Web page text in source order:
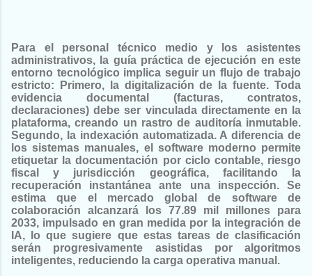
Para el personal técnico medio y los asistentes
administrativos, la guía práctica de ejecución en este
entorno tecnológico implica seguir un flujo de trabajo
estricto: Primero, la digitalización de la fuente. Toda
evidencia documental (facturas, contratos,
declaraciones) debe ser vinculada directamente en la
plataforma, creando un rastro de auditoría inmutable.
Segundo, la indexación automatizada. A diferencia de
los sistemas manuales, el software moderno permite
etiquetar la documentación por ciclo contable, riesgo
fiscal y jurisdicción geográfica, facilitando la
recuperación instantánea ante una inspección. Se
estima que el mercado global de software de
colaboración alcanzará los 77.89 mil millones para
2033, impulsado en gran medida por la integración de
IA, lo que sugiere que estas tareas de clasificación
serán progresivamente asistidas por algoritmos
inteligentes, reduciendo la carga operativa manual.